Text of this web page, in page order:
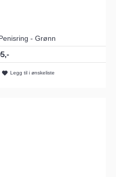
- Grønn
Legg til i ønskeliste